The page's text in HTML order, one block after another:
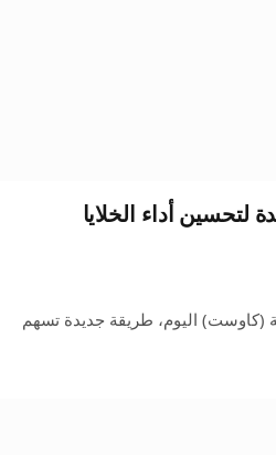
أداء الخلايا
(كاوست) اليوم، طريقة جديدة تسهم